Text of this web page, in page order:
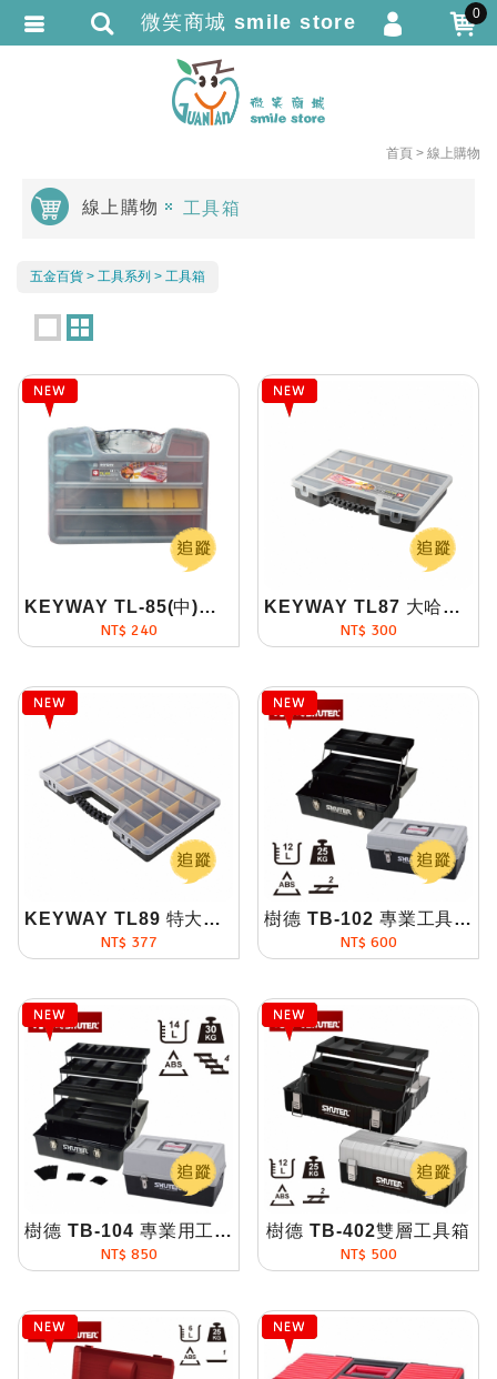
首頁 線上購物
線上購物 工具箱
五金百貨 工具系列 工具箱
KEYWAY TL-85(中)哈佛手提工具箱
NT$ 240
KEYWAY TL87 大哈佛手提工具箱
NT$ 300
KEYWAY TL89 特大哈佛手提工具箱
NT$ 377
樹德 TB-102 專業工具箱
NT$ 600
樹德 TB-104 專業用工具箱
NT$ 850
樹德 TB-402雙層工具箱
NT$ 500
微笑商城 smile store 0
會員登入
會員註冊
繁體中文